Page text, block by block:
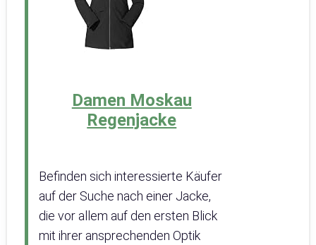
Damen Moskau
Regenjacke
Befinden sich interessierte Käufer
auf der Suche nach einer Jacke,
die vor allem auf den ersten Blick
mit ihrer ansprechenden Optik